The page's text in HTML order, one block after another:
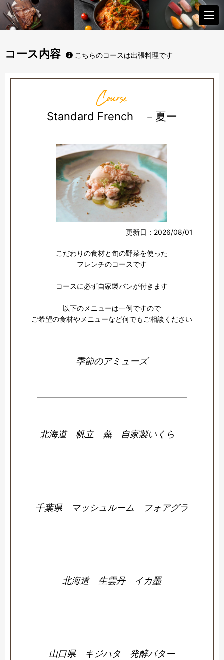
コース内容 こちらのコースは出張料理です
Course
Standard French －夏ー
更新日：2026/08/01
こだわりの食材と旬の野菜を使った
フレンチのコースです
コースに必ず自家製パンが付きます
以下のメニューは一例ですので
ご希望の食材やメニューなど何でもご相談ください
季節のアミューズ
北海道 帆立 蕪 自家製いくら
千葉県 マッシュルーム フォアグラ
北海道 生雲丹 イカ墨
山口県 キジハタ 発酵バター